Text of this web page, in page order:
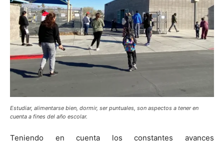
Estudiar, alimentarse bien, dormir, ser puntuales, son aspectos a tener en
cuenta a fines del año escolar.
Teniendo en cuenta los constantes avances